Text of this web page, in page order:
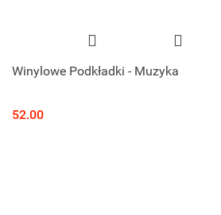
Winylowe Podkładki - Muzyka
52.00